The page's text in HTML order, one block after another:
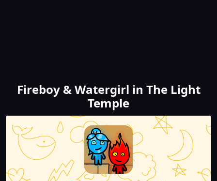
Fireboy & Watergirl in The Light
Temple